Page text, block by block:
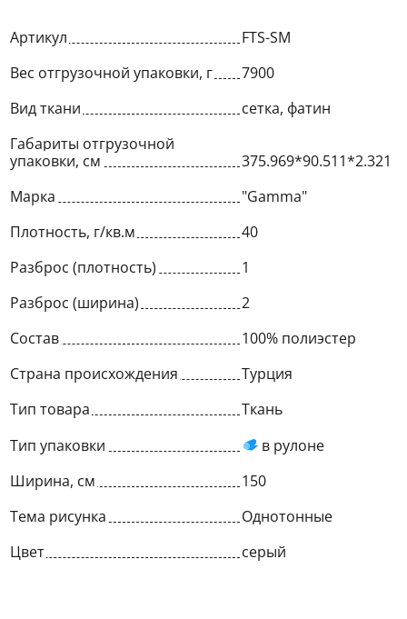
Артикул
FTS-SM
Вес отгрузочной упаковки, г
7900
Вид ткани
сетка, фатин
Габариты отгрузочной
упаковки, см
375.969*90.511*2.321
Марка
"Gamma"
Плотность, г/кв.м
40
Разброс (плотность)
1
Разброс (ширина)
2
Состав
100% полиэстер
Страна происхождения
Турция
Тип товара
Ткань
Тип упаковки
в рулоне
Ширина, см
150
Тема рисунка
Однотонные
Цвет
серый